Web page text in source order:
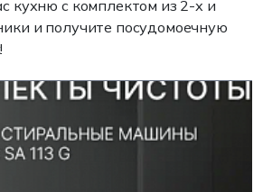
кухню с комплектом из 2-х и
и получите посудомоечную